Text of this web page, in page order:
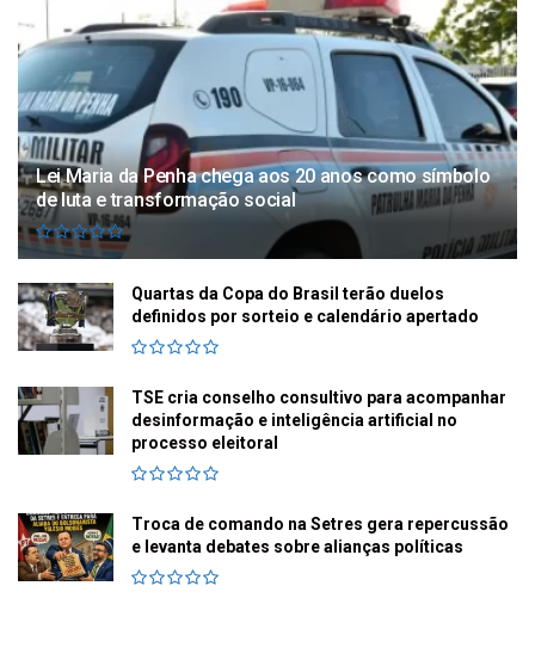
Lei Maria da Penha chega aos 20 anos como símbolo
de luta e transformação social
Quartas da Copa do Brasil terão duelos
definidos por sorteio e calendário apertado
TSE cria conselho consultivo para acompanhar
desinformação e inteligência artificial no
processo eleitoral
Troca de comando na Setres gera repercussão
e levanta debates sobre alianças políticas